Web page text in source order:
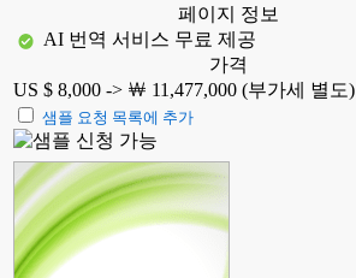
페이지 정보
AI 번역 서비스 무료 제공
가격
US $ 8,000 -> ￦ 11,477,000 (부가세 별도)
샘플 요청 목록에 추가